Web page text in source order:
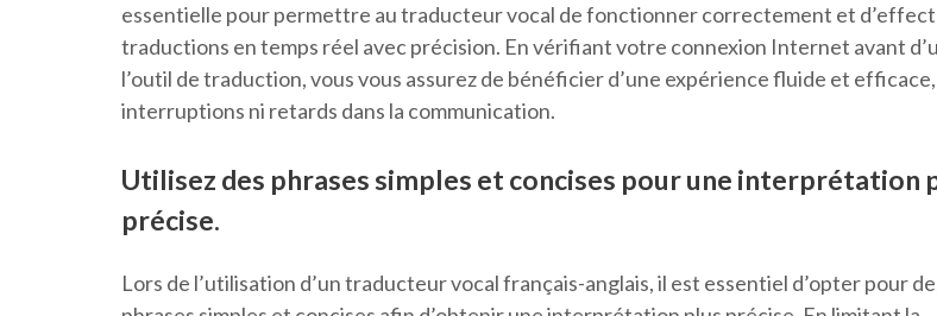
essentielle pour permettre au traducteur vocal de fonctionner correctement et
traductions en temps réel avec précision. En vérifiant votre connexion Internet avant
l’outil de traduction, vous vous assurez de bénéficier d’une expérience fluide et efficace,
interruptions ni retards dans la communication.
Utilisez des phrases simples et concises pour une interprétation
précise.
Lors de l’utilisation d’un traducteur vocal français-anglais, il est essentiel d’opter pour